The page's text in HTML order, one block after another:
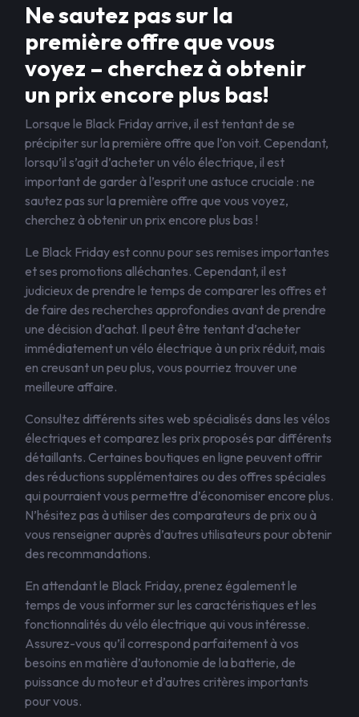
Ne sautez pas sur la
première offre que vous
voyez – cherchez à obtenir
un prix encore plus bas!
Lorsque le Black Friday arrive, il est tentant de se
précipiter sur la première offre que l’on voit. Cependant,
lorsqu’il s’agit d’acheter un vélo électrique, il est
important de garder à l’esprit une astuce cruciale : ne
sautez pas sur la première offre que vous voyez,
cherchez à obtenir un prix encore plus bas !
Le Black Friday est connu pour ses remises importantes
et ses promotions alléchantes. Cependant, il est
judicieux de prendre le temps de comparer les offres et
de faire des recherches approfondies avant de prendre
une décision d’achat. Il peut être tentant d’acheter
immédiatement un vélo électrique à un prix réduit, mais
en creusant un peu plus, vous pourriez trouver une
meilleure affaire.
Consultez différents sites web spécialisés dans les vélos
électriques et comparez les prix proposés par différents
détaillants. Certaines boutiques en ligne peuvent offrir
des réductions supplémentaires ou des offres spéciales
qui pourraient vous permettre d’économiser encore plus.
N’hésitez pas à utiliser des comparateurs de prix ou à
vous renseigner auprès d’autres utilisateurs pour obtenir
des recommandations.
En attendant le Black Friday, prenez également le
temps de vous informer sur les caractéristiques et les
fonctionnalités du vélo électrique qui vous intéresse.
Assurez-vous qu’il correspond parfaitement à vos
besoins en matière d’autonomie de la batterie, de
puissance du moteur et d’autres critères importants
pour vous.